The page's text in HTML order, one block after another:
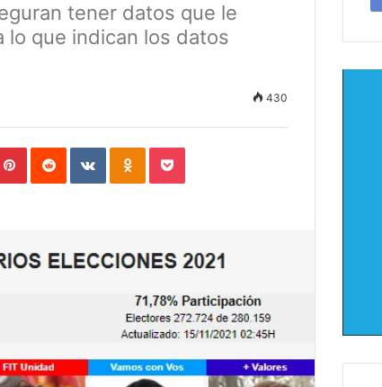
tener datos que le
lo que indican los datos
430
PinterestReddit VKontakteOdnoklassniki
Pocket